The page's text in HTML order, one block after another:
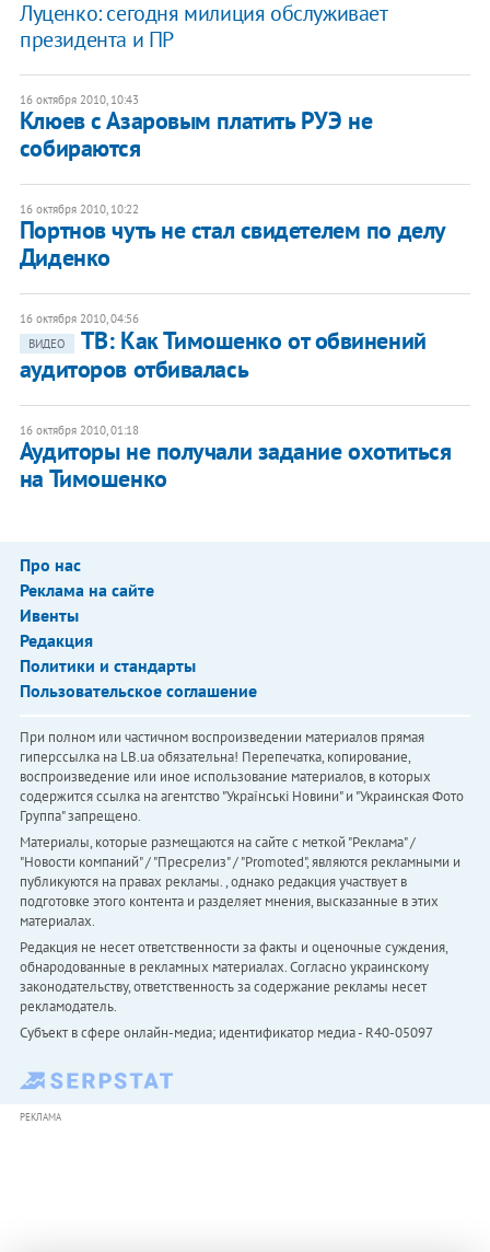
Луценко: сегодня милиция обслуживает
президента и ПР
16 октября 2010, 10:43
Клюев с Азаровым платить РУЭ не
собираются
16 октября 2010, 10:22
Портнов чуть не стал свидетелем по делу
Диденко
16 октября 2010, 04:56
ВИДЕО
ТВ: Как Тимошенко от обвинений
аудиторов отбивалась
16 октября 2010, 01:18
Аудиторы не получали задание охотиться
на Тимошенко
Про нас
Реклама на сайте
Ивенты
Редакция
Политики и стандарты
Пользовательское соглашение
При полном или частичном воспроизведении материалов прямая
гиперссылка на LB.ua обязательна! Перепечатка, копирование,
воспроизведение или иное использование материалов, в которых
содержится ссылка на агентство "Українськi Новини" и "Украинская Фото
Группа" запрещено.
Материалы, которые размещаются на сайте с меткой "Реклама" /
"Новости компаний" / "Пресрелиз" / "Promoted", являются рекламными и
публикуются на правах рекламы. , однако редакция участвует в
подготовке этого контента и разделяет мнения, высказанные в этих
материалах.
Редакция не несет ответственности за факты и оценочные суждения,
обнародованные в рекламных материалах. Согласно украинскому
законодательству, ответственность за содержание рекламы несет
рекламодатель.
Субъект в сфере онлайн-медиа; идентификатор медиа - R40-05097
РЕКЛАМА